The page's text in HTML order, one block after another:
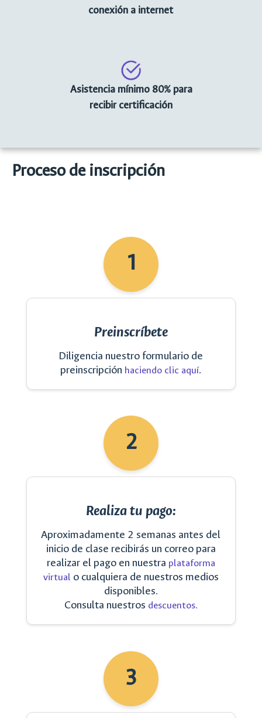
conexión a internet
Asistencia mínimo 80% para
recibir certificación
Proceso de inscripción
1
Preinscríbete
Diligencia nuestro formulario de
preinscripción haciendo clic aquí.
2
Realiza tu pago:
Aproximadamente 2 semanas antes del
inicio de clase recibirás un correo para
realizar el pago en nuestra plataforma
virtual o cualquiera de nuestros medios
disponibles.
Consulta nuestros descuentos.
3